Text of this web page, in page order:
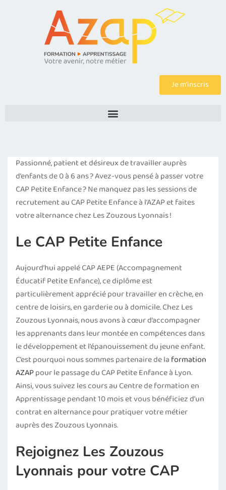
Je m’inscris
Passionné, patient et désireux de travailler auprès
d’enfants de 0 à 6 ans ? Avez-vous pensé à passer votre
CAP Petite Enfance ? Ne manquez pas les sessions de
recrutement au CAP Petite Enfance à l’AZAP et faites
votre alternance chez Les Zouzous Lyonnais !
Le CAP Petite Enfance
Aujourd’hui appelé CAP AEPE (Accompagnement
Éducatif Petite Enfance), ce diplôme est
particulièrement apprécié pour travailler en crèche, en
centre de loisirs, en garderie ou à domicile. Chez Les
Zouzous Lyonnais, nous avons à cœur d’accompagner
les apprenants dans leur montée en compétences dans
le développement et l’épanouissement du jeune enfant.
C’est pourquoi nous sommes partenaire de la formation
AZAPpour le passage du CAP Petite Enfance à Lyon.
Ainsi, vous suivez les cours au Centre de formation en
Apprentissage pendant 10 mois et vous bénéficiez d’un
contrat en alternance pour pratiquer votre métier
auprès des Zouzous Lyonnais.
Rejoignez Les Zouzous
Lyonnais pour votre CAP